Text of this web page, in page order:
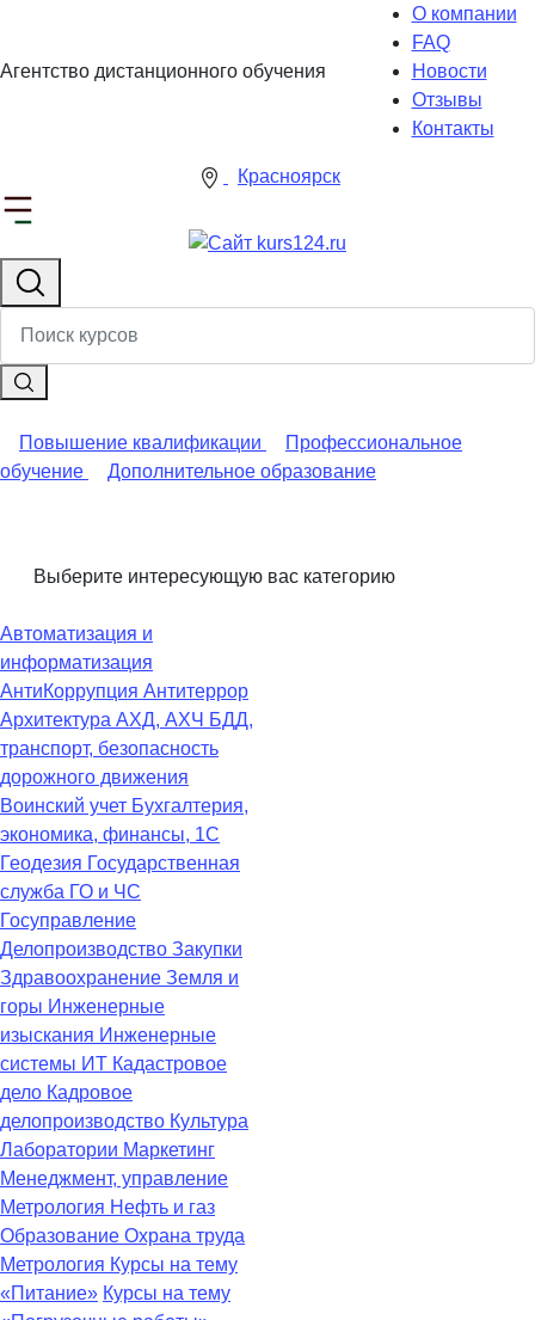
Агентство дистанционного обучения
О компании
FAQ
Новости
Отзывы
Контакты
Красноярск
Повышение квалификации
Профессиональное
обучение
Дополнительное образование
Выберите интересующую вас категорию
Автоматизация и
информатизация
АнтиКоррупция Антитеррор
Архитектура АХД, АХЧ БДД,
транспорт, безопасность
дорожного движения
Воинский учет Бухгалтерия,
экономика, финансы, 1С
Геодезия Государственная
служба ГО и ЧС
Госуправление
Делопроизводство Закупки
Здравоохранение Земля и
горы Инженерные
изыскания Инженерные
системы ИТ Кадастровое
дело Кадровое
делопроизводство Культура
Лаборатории Маркетинг
Менеджмент, управление
Метрология Нефть и газ
Образование Охрана труда
Метрология Курсы на тему
«Питание» Курсы на тему